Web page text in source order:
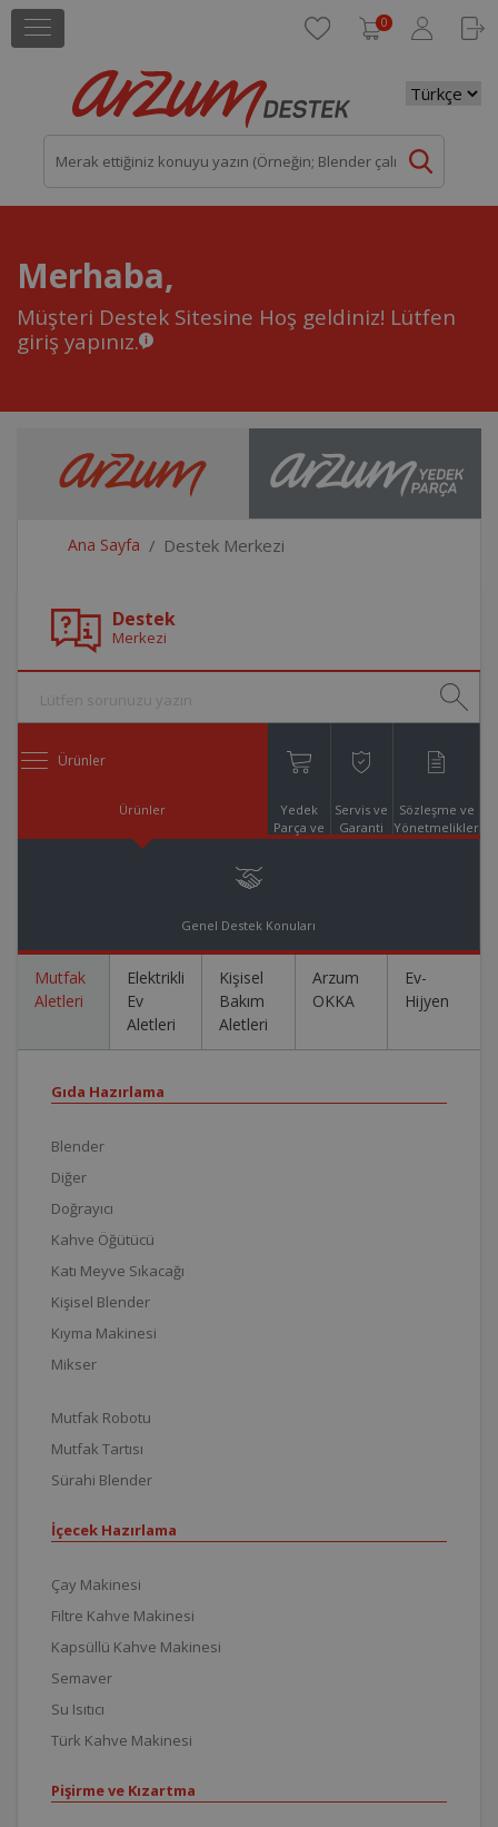
0
Merhaba,
Müşteri Destek Sitesine Hoş geldiniz! Lütfen
giriş yapınız.
Ana Sayfa Destek Merkezi
Destek
Merkezi
Ürünler
Ürünler
Yedek
Parça ve
Servis ve
Garanti
Sözleşme ve
Yönetmelikler
Genel Destek Konuları
Mutfak
Aletleri
Elektrikli
Ev
Aletleri
Kişisel
Bakım
Aletleri
Arzum
OKKA
Ev-
Hijyen
Gıda Hazırlama
Blender
Diğer
Doğrayıcı
Kahve Öğütücü
Katı Meyve Sıkacağı
Kişisel Blender
Kıyma Makinesi
Mikser
Mutfak Robotu
Mutfak Tartısı
Sürahi Blender
İçecek Hazırlama
Çay Makinesi
Filtre Kahve Makinesi
Kapsüllü Kahve Makinesi
Semaver
Su Isıtıcı
Türk Kahve Makinesi
Pişirme ve Kızartma